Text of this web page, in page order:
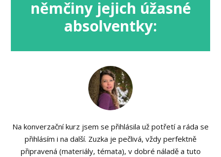
němčiny jejich úžasné
absolventky:
Na konverzační kurz jsem se přihlásila už potřetí a ráda se
přihlásím i na další. Zuzka je pečlivá, vždy perfektně
připravená (materiály, témata), v dobré náladě a tuto